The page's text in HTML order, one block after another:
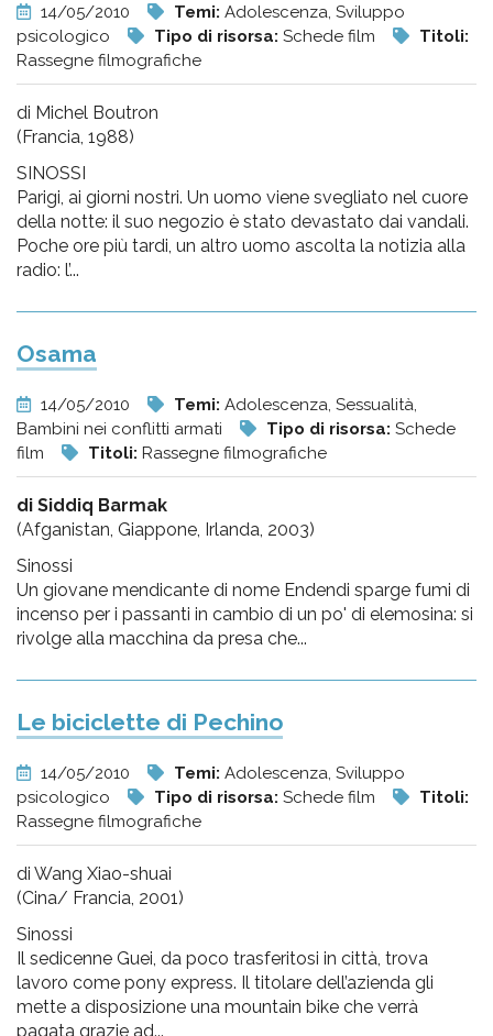
14/05/2010 Temi: Adolescenza, Sviluppo
psicologico
Tipo di risorsa: Schede film
Titoli:
Rassegne filmografiche
di Michel Boutron
(Francia, 1988)
SINOSSI
Parigi, ai giorni nostri. Un uomo viene svegliato nel cuore
della notte: il suo negozio è stato devastato dai vandali.
Poche ore più tardi, un altro uomo ascolta la notizia alla
radio: l’...
Osama
14/05/2010 Temi: Adolescenza, Sessualità,
Bambini nei conflitti armati
Tipo di risorsa: Schede
film
Titoli: Rassegne filmografiche
di Siddiq Barmak
(Afganistan, Giappone, Irlanda, 2003)
Sinossi
Un giovane mendicante di nome Endendi sparge fumi di
incenso per i passanti in cambio di un po' di elemosina: si
rivolge alla macchina da presa che...
Le biciclette di Pechino
14/05/2010 Temi: Adolescenza, Sviluppo
psicologico
Tipo di risorsa: Schede film
Titoli:
Rassegne filmografiche
di Wang Xiao-shuai
(Cina/ Francia, 2001)
Sinossi
Il sedicenne Guei, da poco trasferitosi in città, trova
lavoro come pony express. Il titolare dell’azienda gli
mette a disposizione una mountain bike che verrà
pagata grazie ad...